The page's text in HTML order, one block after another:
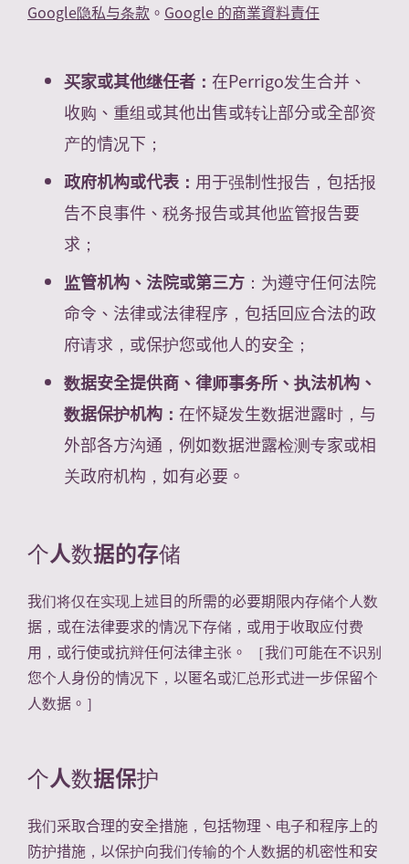
Google隐私与条款 。 Google 的商業資料責任
买家或其他继任者： 在Perrigo发生合并、
收购、重组或其他出售或转让部分或全部资
产的情况下；
政府机构或代表： 用于强制性报告，包括报
告不良事件、税务报告或其他监管报告要
求；
监管机构、法院或第三方 ：为遵守任何法院
命令、法律或法律程序，包括回应合法的政
府请求，或保护您或他人的安全；
数据安全提供商、律师事务所、执法机构、
数据保护机构： 在怀疑发生数据泄露时，与
外部各方沟通，例如数据泄露检测专家或相
关政府机构，如有必要。
个人数据的存储
我们将仅在实现上述目的所需的必要期限内存储个人数
据，或在法律要求的情况下存储，或用于收取应付费
用，或行使或抗辩任何法律主张。 ［我们可能在不识别
您个人身份的情况下，以匿名或汇总形式进一步保留个
人数据。］
个人数据保护
我们采取合理的安全措施，包括物理、电子和程序上的
防护措施，以保护向我们传输的个人数据的机密性和安